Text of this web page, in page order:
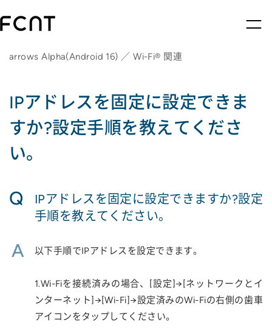
arrows Alpha(Android 16) ／ Wi-Fi® 関連
IPアドレスを固定に設定できま
すか?設定手順を教えてくださ
い。
Q
IPアドレスを固定に設定できますか?設定
手順を教えてください。
A 以下手順でIPアドレスを設定できます。
1.Wi-Fiを接続済みの場合、[設定]→[ネットワークとイ
ンターネット]→[Wi-Fi]→設定済みのWi-Fiの右側の歯車
アイコンをタップしてください。